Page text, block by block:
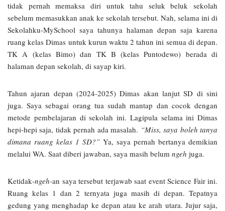
tidak pernah memaksa diri untuk tahu seluk beluk sekolah
sebelum memasukkan anak ke sekolah tersebut. Nah, selama ini di
Sekolahku-MySchool saya tahunya halaman depan saja karena
ruang kelas Dimas untuk kurun waktu 2 tahun ini semua di depan.
TK A (kelas Bimo) dan TK B (kelas Puntodewo) berada di
halaman depan sekolah, di sayap kiri.
Tahun ajaran depan (2024-2025) Dimas akan lanjut SD di sini
juga. Saya sebagai orang tua sudah mantap dan cocok dengan
metode pembelajaran di sekolah ini. Lagipula selama ini Dimas
hepi-hepi saja, tidak pernah ada masalah. “Miss, saya boleh tanya
dimana ruang kelas 1 SD?” Ya, saya pernah bertanya demikian
melalui WA. Saat diberi jawaban, saya masih belum ngeh juga.
Ketidak-ngeh-an saya tersebut terjawab saat event Science Fair ini.
Ruang kelas 1 dan 2 ternyata juga masih di depan. Tepatnya
gedung yang menghadap ke depan atau ke arah utara. Jujur saja,